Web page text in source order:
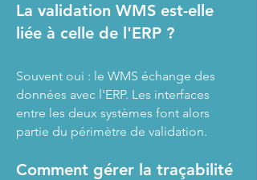
La validation WMS est-elle
liée à celle de l'ERP ?
Souvent oui : le WMS échange des
données avec l'ERP. Les interfaces
entre les deux systèmes font alors
partie du périmètre de validation.
Comment gérer la traçabilité